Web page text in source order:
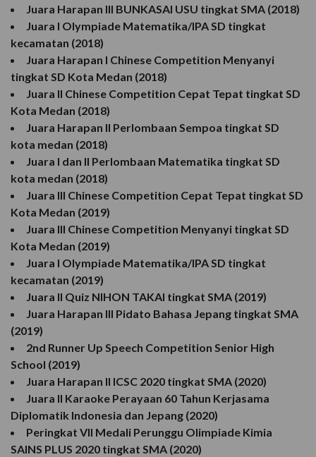
Juara Harapan III BUNKASAI USU tingkat SMA (2018)
Juara I Olympiade Matematika/IPA SD tingkat
kecamatan (2018)
Juara Harapan I Chinese Competition Menyanyi
tingkat SD Kota Medan (2018)
Juara II Chinese Competition Cepat Tepat tingkat SD
Kota Medan (2018)
Juara Harapan II Perlombaan Sempoa tingkat SD
kota medan (2018)
Juara I dan II Perlombaan Matematika tingkat SD
kota medan (2018)
Juara III Chinese Competition Cepat Tepat tingkat SD
Kota Medan (2019)
Juara III Chinese Competition Menyanyi tingkat SD
Kota Medan (2019)
Juara I Olympiade Matematika/IPA SD tingkat
kecamatan (2019)
Juara II Quiz NIHON TAKAI tingkat SMA (2019)
Juara Harapan III Pidato Bahasa Jepang tingkat SMA
(2019)
2nd Runner Up Speech Competition Senior High
School (2019)
Juara Harapan II ICSC 2020 tingkat SMA (2020)
Juara II Karaoke Perayaan 60 Tahun Kerjasama
Diplomatik Indonesia dan Jepang (2020)
Peringkat VII Medali Perunggu Olimpiade Kimia
SAINS PLUS 2020 tingkat SMA (2020)